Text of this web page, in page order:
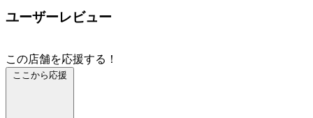
ユーザーレビュー
この店舗を応援する！
ここから応援